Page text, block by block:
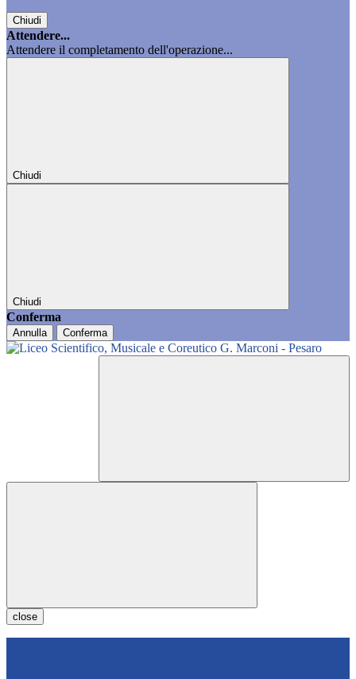
Chiudi
Attendere...
Attendere il completamento dell'operazione...
Chiudi
Chiudi
Conferma
Annulla Conferma
close